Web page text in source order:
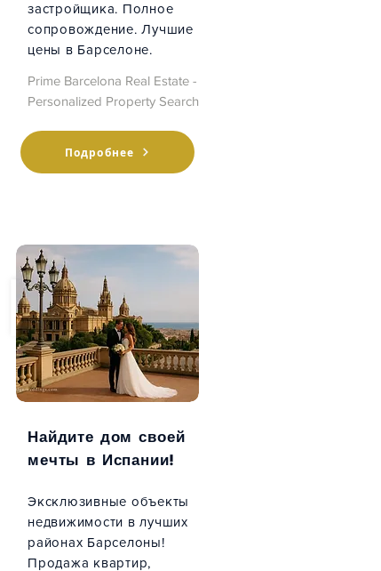
Prime Barcelona Real Estate -
Personalized Property Search
застройщика. Полное
сопровождение. Лучшие
цены в Барселоне.
Подробнее
Найдите дом своей
мечты в Испании!
Эксклюзивные объекты
недвижимости в лучших
районах Барселоны!
Продажа квартир,